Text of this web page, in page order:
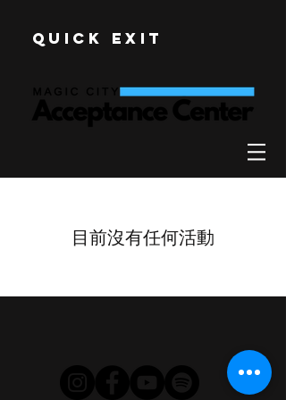
Quick Exit
目前沒有任何活動